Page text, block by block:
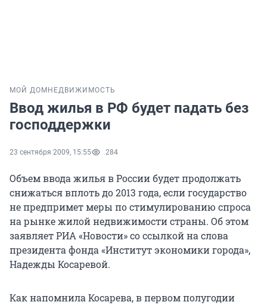
МОЙ ДОМ НЕДВИЖИМОСТЬ
Ввод жилья в РФ будет падать без
господдержки
23 сентября 2009, 15:55 284
Объем ввода жилья в России будет продолжать
снижаться вплоть до 2013 года, если государство
не предпримет меры по стимулированию спроса
на рынке жилой недвижимости страны. Об этом
заявляет РИА «Новости» со ссылкой на слова
президента фонда «Институт экономики города»,
Надежды Косаревой.
Как напомнила Косарева, в первом полугодии